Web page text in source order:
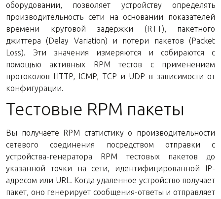
оборудовании, позволяет устройству определять
производительность сети на основании показателей
времени круговой задержки (RTT), пакетного
джиттера (Delay Variation) и потери пакетов (Packet
Loss). Эти значения измеряются и собираются с
помощью активных RPM тестов с применением
протоколов HTTP, ICMP, TCP и UDP в зависимости от
конфигурации.
Тестовые RPM пакеты
Вы получаете RPM статистику о производительности
сетевого соединения посредством отправки c
устройства-генератора RPM тестовых пакетов до
указанной точки на сети, идентифицированной IP-
адресом или URL. Когда удаленное устройство получает
пакет, оно генерирует сообщения-ответы и отправляет